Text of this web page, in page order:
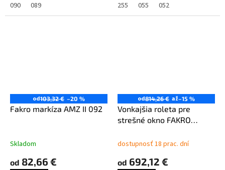
nahrievaním podkrovia počas
horúcich letných...
090 089
vytiahnutia rolety do...
255 055 052
od103,32 € –20 %
Fakro markíza AMZ II 092
Skladom
od 82,66 €
od814,26 € až–15 %
Vonkajšia roleta pre
strešné okno FAKRO
Solar
dostupnosť 18 prac. dní
od 692,12 €